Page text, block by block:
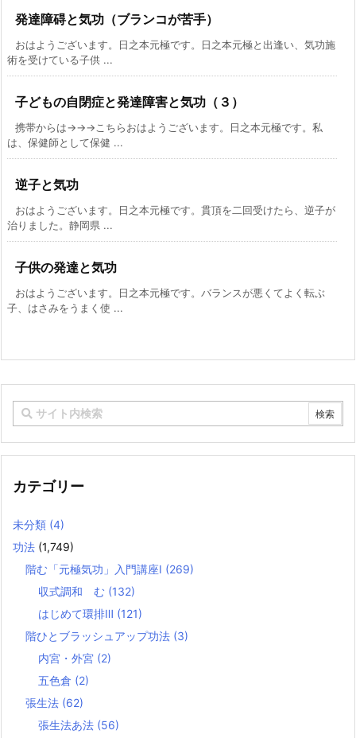
発達障碍と気功（ブランコが苦手）
おはようございます。日之本元極です。日之本元極と出逢い、気功施
術を受けている子供 ...
子どもの自閉症と発達障害と気功（３）
携帯からは→→→こちらおはようございます。日之本元極です。私
は、保健師として保健 ...
逆子と気功
おはようございます。日之本元極です。貫頂を二回受けたら、逆子が
治りました。静岡県 ...
子供の発達と気功
おはようございます。日之本元極です。バランスが悪くてよく転ぶ
子、はさみをうまく使 ...
カテゴリー
未分類 (4)
功法 (1,749)
階む「元極気功」入門講座Ⅰ (269)
収式調和 む (132)
はじめて環排Ⅲ (121)
階ひとブラッシュアップ功法 (3)
内宮・外宮 (2)
五色倉 (2)
張生法 (62)
張生法あ法 (56)